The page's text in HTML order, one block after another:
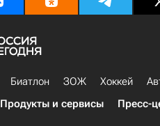
Биатлон ЗОЖ Хоккей
Продукты и сервисы Пресс-